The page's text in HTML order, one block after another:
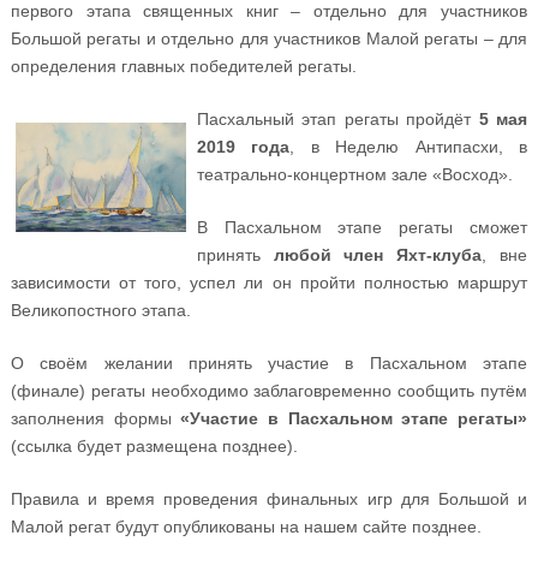
первого этапа священных книг – отдельно для участников
Большой регаты и отдельно для участников Малой регаты – для
определения главных победителей регаты.
Пасхальный этап регаты пройдёт 5 мая
2019 года, в Неделю Антипасхи, в
театрально-концертном зале «Восход».
В Пасхальном этапе регаты сможет
принять любой член Яхт-клуба, вне
зависимости от того, успел ли он пройти полностью маршрут
Великопостного этапа.
О своём желании принять участие в Пасхальном этапе
(финале) регаты необходимо заблаговременно сообщить путём
заполнения формы«Участие в Пасхальном этапе регаты»
(ссылка будет размещена позднее).
Правила и время проведения финальных игр для Большой и
Малой регат будут опубликованы на нашем сайте позднее.